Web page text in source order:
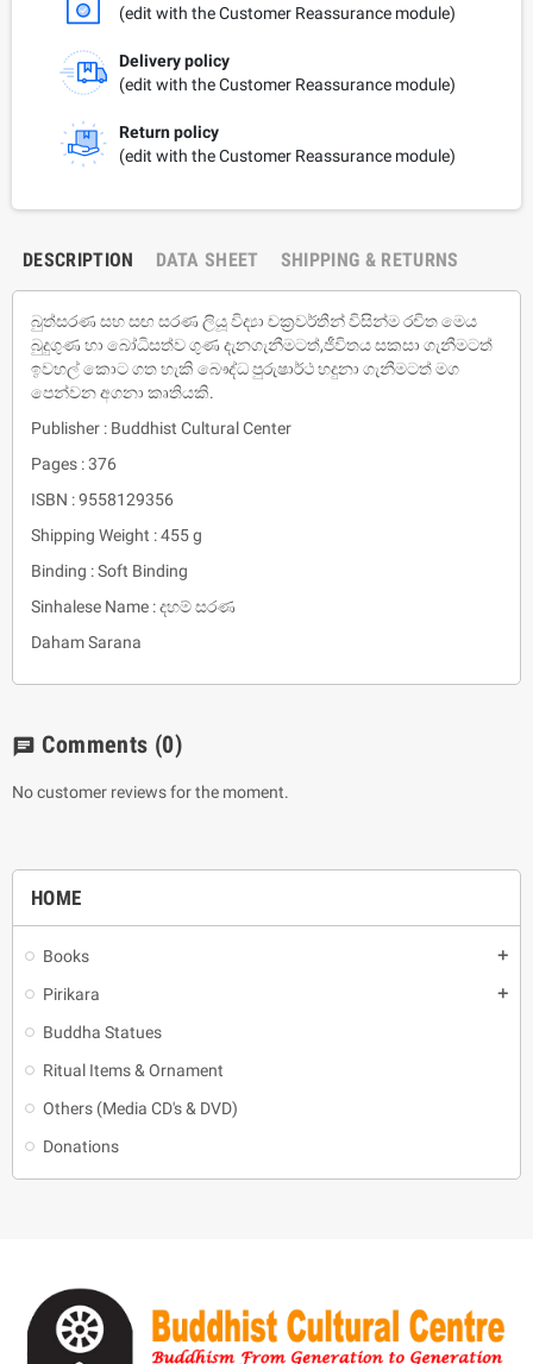
HOME
Books add
Pirikara add
Buddha Statues
Ritual Items & Ornament
Others (Media CD's & DVD)
Donations
(edit with the Customer Reassurance module)
Delivery policy
(edit with the Customer Reassurance module)
Return policy
(edit with the Customer Reassurance module)
DESCRIPTION DATA SHEET SHIPPING & RETURNS
බුත්සරණ සහ සඟ සරණ ලියූ විද්‍යා චක්‍රවර්තීන් විසින්ම රචිත මෙය
බුදුගුණ හා බෝධිසත්ව ගුණ දැනගැනීමටත්,ජීවිතය සකසා ගැනීමටත්
ඉවහල් කොට ගත හැකි බෞද්ධ පුරුෂාර්ථ හදුනා ගැනීමටත් මග
පෙන්වන අගනා කෘතියකි.
Publisher : Buddhist Cultural Center
Pages : 376
ISBN : 9558129356
Shipping Weight : 455 g
Binding : Soft Binding
Sinhalese Name : දහම් සරණ
Daham Sarana
chat Comments (0)
No customer reviews for the moment.